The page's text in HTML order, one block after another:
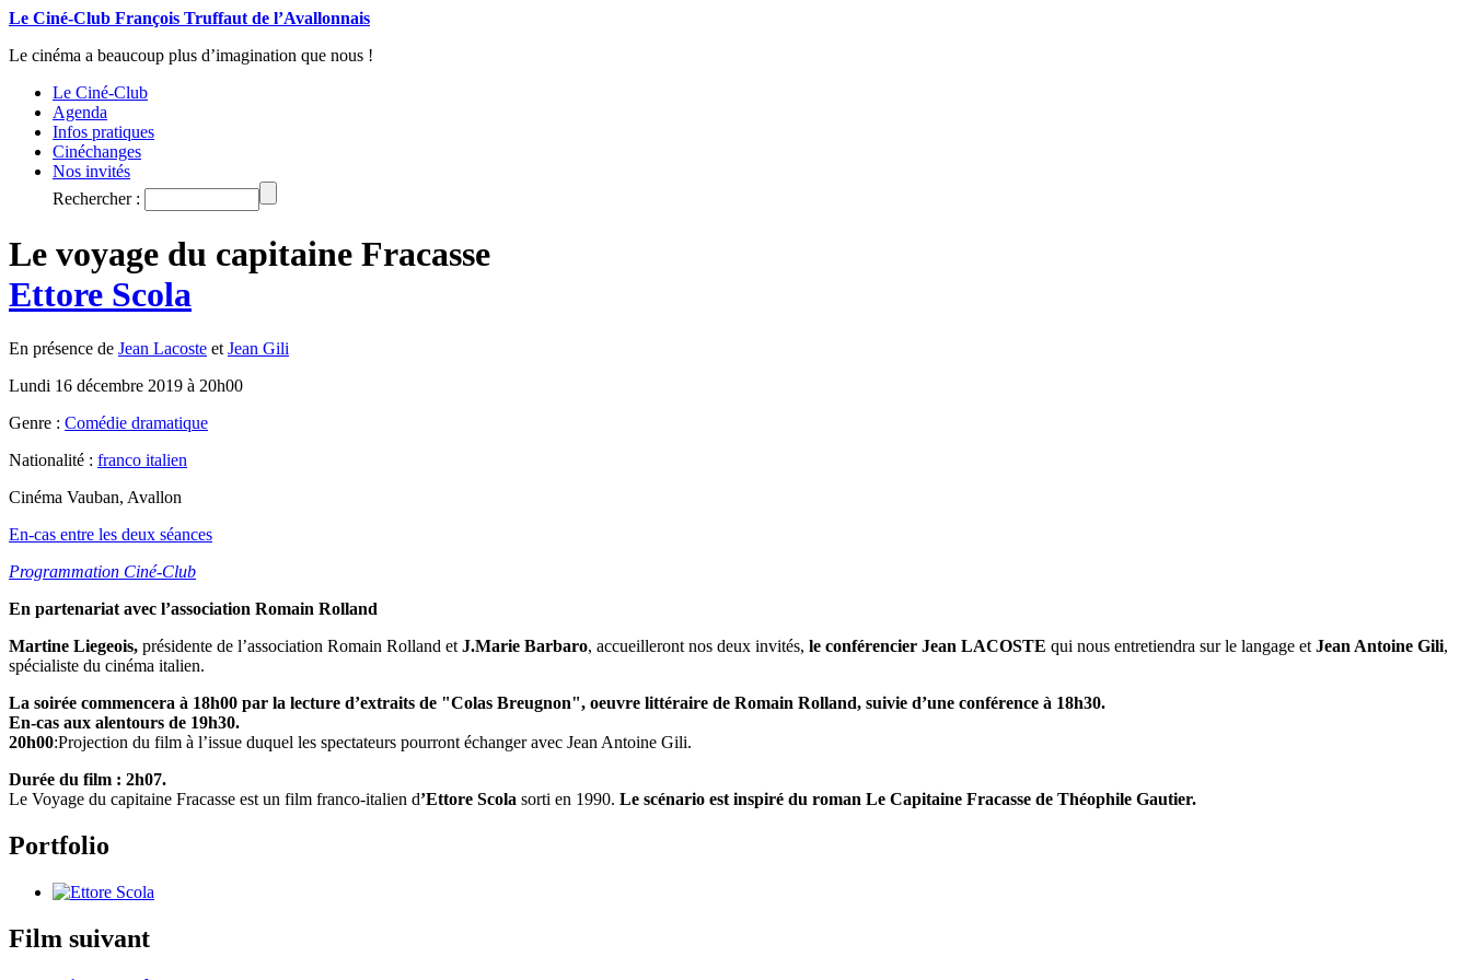
Le Ciné-Club François Truffaut de l’Avallonnais
Le cinéma a beaucoup plus d’imagination que nous !
Le Ciné-Club
Agenda
Infos pratiques
Cinéchanges
Nos invités
Rechercher :
Le voyage du capitaine Fracasse
Ettore Scola
En présence de Jean Lacoste et Jean Gili
Lundi 16 décembre 2019 à 20h00
Genre : Comédie dramatique
Nationalité : franco italien
Cinéma Vauban, Avallon
En-cas entre les deux séances
Programmation Ciné-Club
En partenariat avec l’association Romain Rolland
Martine Liegeois, présidente de l’association Romain Rolland et J.Marie Barbaro, accueilleront nos deux invités, le conférencier Jean LACOSTE qui nous entretiendra sur le langage et Jean Antoine Gili,
spécialiste du cinéma italien.
La soirée commencera à 18h00 par la lecture d’extraits de "Colas Breugnon", oeuvre littéraire de Romain Rolland, suivie d’une conférence à 18h30.
En-cas aux alentours de 19h30.
20h00:Projection du film à l’issue duquel les spectateurs pourront échanger avec Jean Antoine Gili.
Durée du film : 2h07.
Le Voyage du capitaine Fracasse est un film franco-italien d’Ettore Scola sorti en 1990. Le scénario est inspiré du roman Le Capitaine Fracasse de Théophile Gautier.
Portfolio
Film suivant